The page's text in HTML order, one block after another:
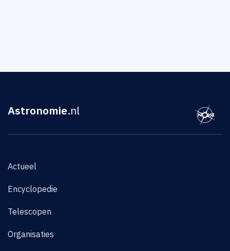
Astronomie.nl
Actueel
Encyclopedie
Telescopen
Organisaties